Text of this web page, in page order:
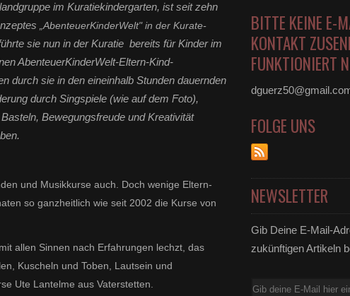
im Kuratiekindergarten, ist seit zehn
„AbenteuerKinderWelt" in der Kurate-
sie nun in der Kuratie bereits für Kinder im
AbenteuerKinderWelt-Eltern-Kind-
durch sie in den eineinhalb Stunden dauernden
durch Singspiele (wie auf dem Foto),
Bewegungsfreude und Kreativität
und Musikkurse auch. Doch wenige Eltern-
so ganzheitlich wie seit 2002 die Kurse von
allen Sinnen nach Erfahrungen lechzt, das
Kuscheln und Toben, Lautsein und
Ute Lantelme aus Vaterstetten.
BITTE KEINE E-
KONTAKT
FUNKTIONIERT
FOLGE UNS
NEWSLETTER
Gib Deine E-Mail-
zukünftigen Artikeln
E-